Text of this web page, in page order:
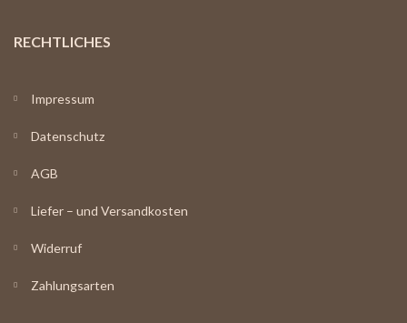
RECHTLICHES
Impressum
Datenschutz
AGB
Liefer – und Versandkosten
Widerruf
Zahlungsarten